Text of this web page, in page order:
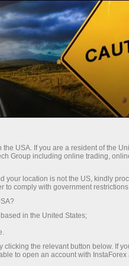
1:5000, одни
комиссий
для
индексами
USA. If you are a resident of the
Group including online trading,
your location is not the US, kindly
to comply with government
in the United States;
the relevant button below. If
to open an account with InstaForex